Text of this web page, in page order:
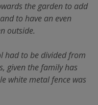
the garden to add
to have an even
outside.
had to be divided from
given the family has
white metal fence was